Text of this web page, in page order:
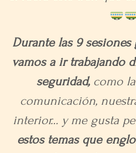
Durante las 9
vamos a ir trabajando
seguridad,como la
comunicación,
interior… y me gusta
estos temas que